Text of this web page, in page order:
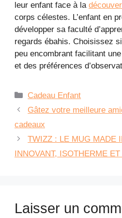
leur enfant face à la
corps célestes. L’enfant en
développer sa faculté
regards ébahis. Choisissez
peu encombrant facilitant
et des préférences
Catégories
Cadeau Enfant
Gâtez votre meilleure
cadeaux
TWIZZ : LE MUG MADE
INNOVANT, ISOTHERME
Laisser un